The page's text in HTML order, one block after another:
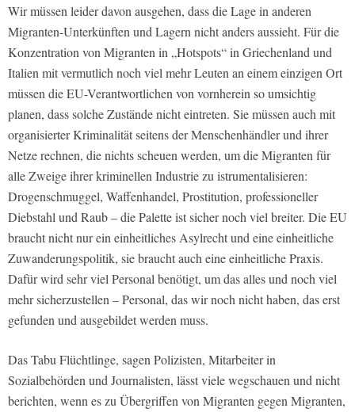
Wir müssen leider davon ausgehen, dass die Lage in anderen
Migranten-Unterkünften und Lagern nicht anders aussieht. Für die
Konzentration von Migranten in „Hotspots“ in Griechenland und
Italien mit vermutlich noch viel mehr Leuten an einem einzigen Ort
müssen die EU-Verantwortlichen von vornherein so umsichtig
planen, dass solche Zustände nicht eintreten. Sie müssen auch mit
organisierter Kriminalität seitens der Menschenhändler und ihrer
Netze rechnen, die nichts scheuen werden, um die Migranten für
alle Zweige ihrer kriminellen Industrie zu istrumentalisieren:
Drogenschmuggel, Waffenhandel, Prostitution, professioneller
Diebstahl und Raub – die Palette ist sicher noch viel breiter. Die EU
braucht nicht nur ein einheitliches Asylrecht und eine einheitliche
Zuwanderungspolitik, sie braucht auch eine einheitliche Praxis.
Dafür wird sehr viel Personal benötigt, um das alles und noch viel
mehr sicherzustellen – Personal, das wir noch nicht haben, das erst
gefunden und ausgebildet werden muss.
Das Tabu Flüchtlinge, sagen Polizisten, Mitarbeiter in
Sozialbehörden und Journalisten, lässt viele wegschauen und nicht
berichten, wenn es zu Übergriffen von Migranten gegen Migranten,